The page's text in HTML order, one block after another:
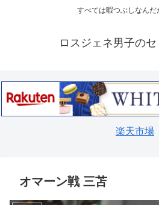
すべては暇つぶしなんだ
ロスジェネ男子の
楽天市場
オマーン戦 三苫